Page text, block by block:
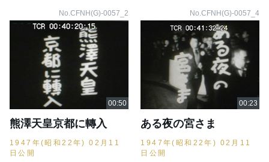
No.CFNH(G)-0057_2
熊澤天皇京都に轉入
1947年(昭和22年) 02月11
日公開
No.CFNH(G)-0057_4
ある夜の宮さま
1947年(昭和22年) 02月11
日公開